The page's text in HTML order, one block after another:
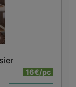
16€/pc